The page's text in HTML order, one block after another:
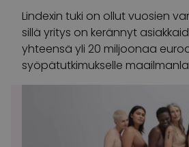
Lindexin tuki on ollut vuosien
sillä yritys on kerännyt
yhteensä yli 20 miljoonaa
syöpätutkimukselle